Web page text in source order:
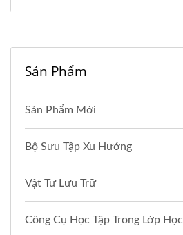
Sản Phẩm
Sản Phẩm Mới
Bộ Sưu Tập Xu Hướng
Vật Tư Lưu Trữ
Công Cụ Học Tập Trong Lớp Học